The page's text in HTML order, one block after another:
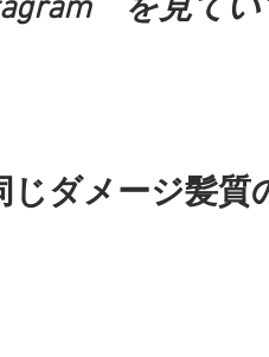
　を見て
じダメージ髪